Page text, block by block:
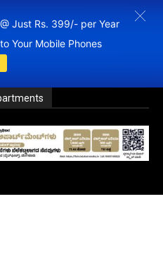
Just Rs. 399/- per Year
Your Mobile Phones